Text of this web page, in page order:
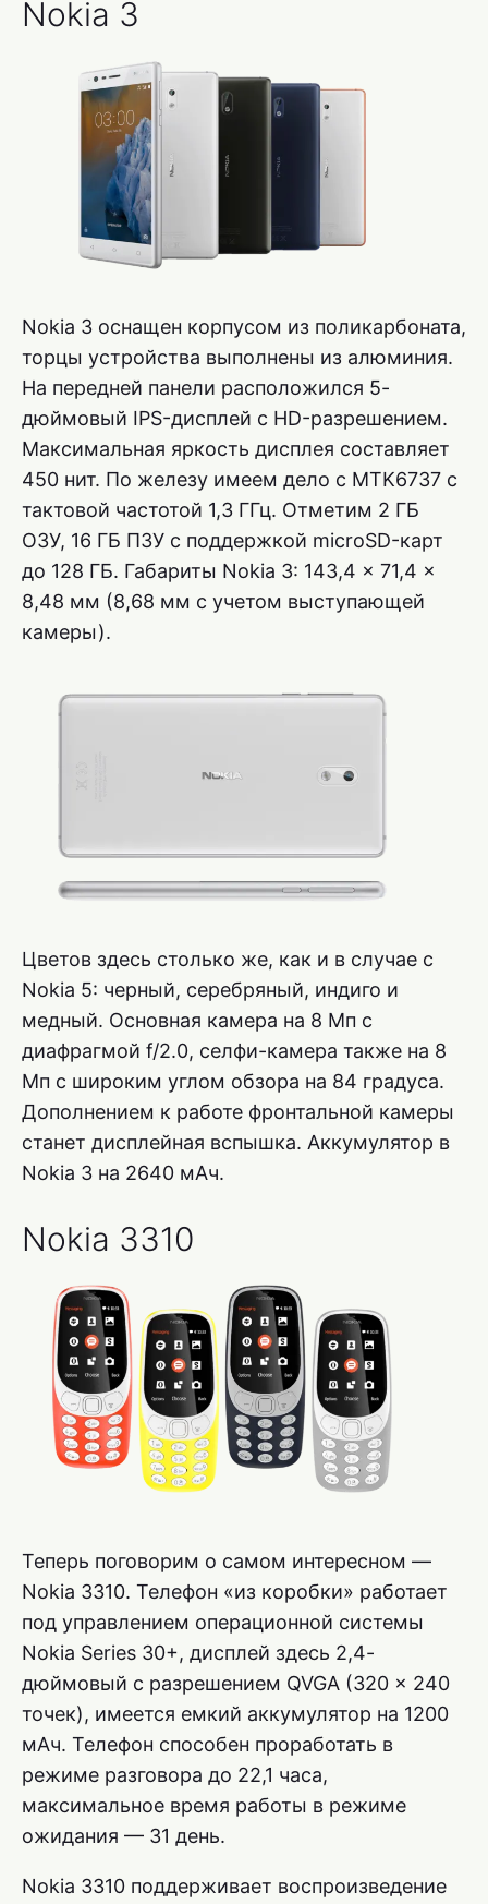
Nokia 3
Nokia 3 оснащен корпусом из поликарбоната,
торцы устройства выполнены из алюминия.
На передней панели расположился 5-
дюймовый IPS-дисплей с HD-разрешением.
Максимальная яркость дисплея составляет
450 нит. По железу имеем дело с MTK6737 с
тактовой частотой 1,3 ГГц. Отметим 2 ГБ
ОЗУ, 16 ГБ ПЗУ с поддержкой microSD-карт
до 128 ГБ. Габариты Nokia 3: 143,4 x 71,4 x
8,48 мм (8,68 мм с учетом выступающей
камеры).
Цветов здесь столько же, как и в случае с
Nokia 5: черный, серебряный, индиго и
медный. Основная камера на 8 Мп с
диафрагмой f/2.0, селфи-камера также на 8
Мп с широким углом обзора на 84 градуса.
Дополнением к работе фронтальной камеры
станет дисплейная вспышка. Аккумулятор в
Nokia 3 на 2640 мАч.
Nokia 3310
Теперь поговорим о самом интересном —
Nokia 3310. Телефон «из коробки» работает
под управлением операционной системы
Nokia Series 30+, дисплей здесь 2,4-
дюймовый с разрешением QVGA (320 × 240
точек), имеется емкий аккумулятор на 1200
мАч. Телефон способен проработать в
режиме разговора до 22,1 часа,
максимальное время работы в режиме
ожидания — 31 день.
Nokia 3310 поддерживает воспроизведение